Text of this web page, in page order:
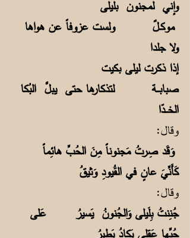
وإني لمجنون بليلى
موكـلٌ ولست عزوفاً عن هواها
ولا جلدا
إذا ذكرت ليلى بكيت
صبابــة لتذكارها حتى يبلَّ البُكا
الخــدّا
وقال:
وَقَد صِرتُ مَجنوناً مِنَ الحُبِّ هائِماً
كَأَنِّيَ عانٍ في القُيودِ وَثيقُ
وقال:
جُنِنتُ بِلَيلى وَالجُنونُ يَسيرُ عَلى
حُبِّها عَقلي يَكادُ يَطيرُ